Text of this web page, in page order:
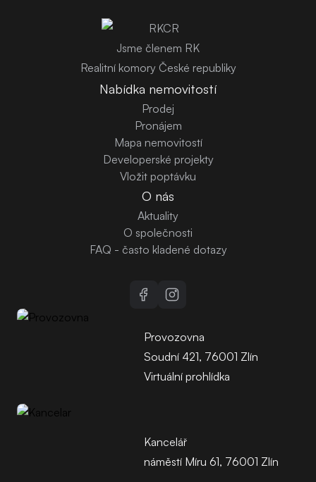
Jsme členem RK
Realitní komory České republiky
Nabídka nemovitostí
Prodej
Pronájem
Mapa nemovitostí
Developerské projekty
Vložit poptávku
O nás
Aktuality
O společnosti
FAQ - často kladené dotazy
Provozovna
Soudní 421, 76001 Zlín
Virtuální prohlídka
Kancelář
náměstí Míru 61, 76001 Zlín